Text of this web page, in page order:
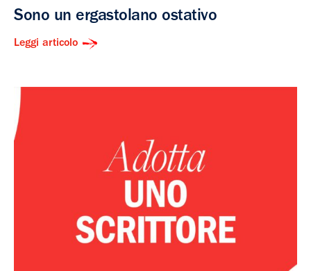
Sono un ergastolano ostativo
Leggi articolo